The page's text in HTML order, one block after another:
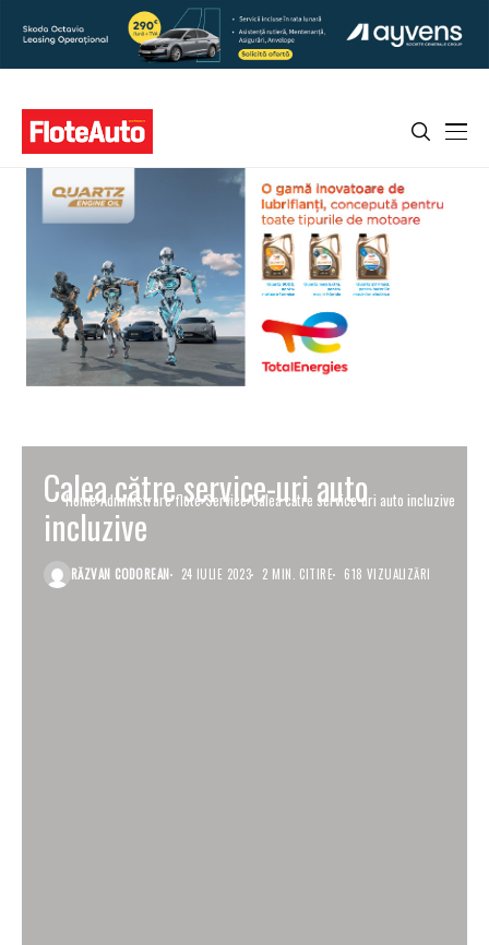
Home Administrare flote Service Calea către service-uri auto incluzive
Calea către service-uri auto
incluzive
RĂZVAN CODOREAN 24 IULIE 2023 2 MIN. CITIRE 618 VIZUALIZĂRI